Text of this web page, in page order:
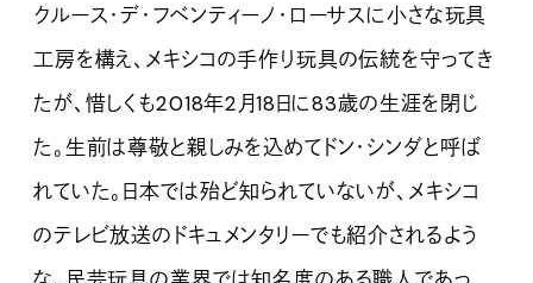
クルース・デ・フベンティーノ・ローサスに小さな玩具
工房を構え、メキシコの手作り玩具の伝統を守ってき
たが、惜しくも2018年2月18日に83歳の生涯を閉じ
た。生前は尊敬と親しみを込めてドン・シンダと呼ば
れていた。日本では殆ど知られていないが、メキシコ
のテレビ放送のドキュメンタリーでも紹介されるよう